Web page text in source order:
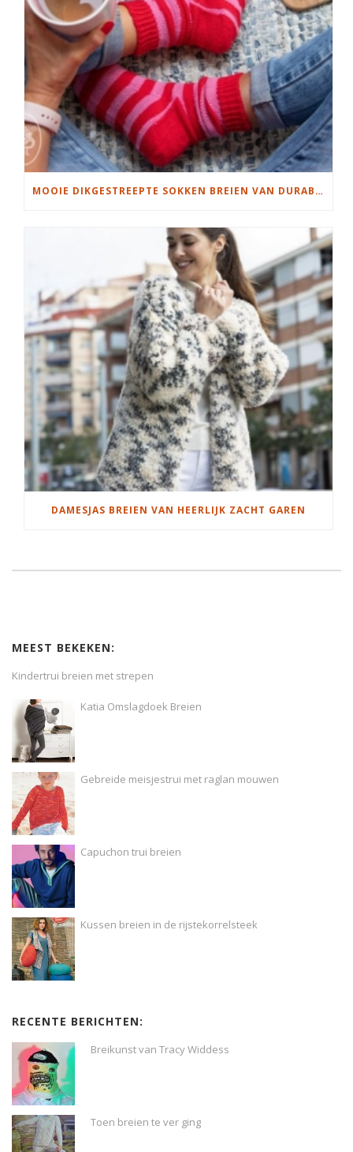
MOOIE DIKGESTREEPTE SOKKEN BREIEN VAN DURABLE GAREN
DAMESJAS BREIEN VAN HEERLIJK ZACHT GAREN
MEEST BEKEKEN:
Kindertrui breien met strepen
Katia Omslagdoek Breien
Gebreide meisjestrui met raglan mouwen
Capuchon trui breien
Kussen breien in de rijstekorrelsteek
RECENTE BERICHTEN:
Breikunst van Tracy Widdess
Toen breien te ver ging